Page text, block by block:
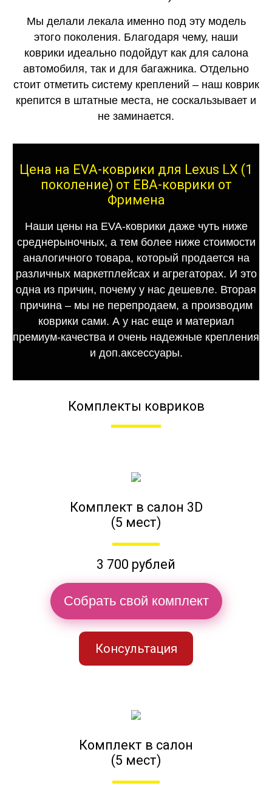
Мы делали лекала именно под эту модель
этого поколения. Благодаря чему, наши
коврики идеально подойдут как для салона
автомобиля, так и для багажника. Отдельно
стоит отметить систему креплений – наш коврик
крепится в штатные места, не соскальзывает и
не заминается.
Цена на EVA-коврики для Lexus LX (1
поколение) от ЕВА-коврики от
Фримена
Наши цены на EVA-коврики даже чуть ниже
среднерыночных, а тем более ниже стоимости
аналогичного товара, который продается на
различных маркетплейсах и агрегаторах. И это
одна из причин, почему у нас дешевле. Вторая
причина – мы не перепродаем, а производим
коврики сами. А у нас еще и материал
премиум-качества и очень надежные крепления
и доп.аксессуары.
Комплекты ковриков
Комплект в салон 3D
(5 мест)
3 700 рублей
Собрать свой комплект
Консультация
Комплект в салон
(5 мест)